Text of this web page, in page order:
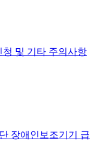
및 기타 주의사항
장애인보조기기 급